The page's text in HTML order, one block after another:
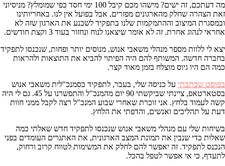
מה דעתכם, זה ישים? מישהו מכם קיבל 100 ימי חסד כפי שמומלץ? מניסיוני
זאת הצהרה שחלק מהארגונים מפזרים, אבל בפועל אין לנו. באחריותינו
ובמסגרת המיצוב וההתמקמות שלנו בתפקיד לשכנע את הארגון שזה לא
אחראי לנהוג אחרת. זה לא אומר שיצאנו לנוח ונחזור בעוד 3 וקצת חודשים.
יצא לי ללוות מספר מנהלי משאבי אנוש, מנוסים יותר ופחות, שנכנסו לתפקיד
בחברה חדשה. המשותף להם היה הפיתוי להביא את התוצאות ולהראות
כמה הם היו גיוס מוצלח בזמן מאוד קצר.
בפוסט שכתבתי על כניסה שלי, בעבר, לתפקיד כסמנכ"לית משאבי אנוש
בסטארטאפ, ציינתי שביקשתי 90 יום מהמנכ"ל והתפשרנו על 45. גם לי היה
קשה לעמוד בלחץ. אני זוכרת שאחרי שבוע המנכ"ל רצה לקבל ממני חוות
דעת על תהליכים ואנשים, והדפתי את הלחץ.
בשיחות שלי עם מנהלי משאבי אנוש שנכנסו לתפקיד חדש שאלתי כמה
שאלות כדי שנבין את תמונת המצב הארגונית, את האתגרים העומדים בפני
הנכנס לתפקיד. זה יאפשר להם לחלק את המשימות לטווח קרוב ורחוק,
לתעדף, כי אי אפשר לטפל בהכל.